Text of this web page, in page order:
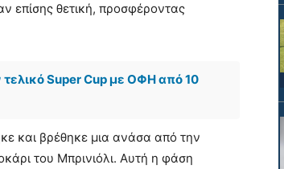
επίσης θετική, προσφέροντας
τελικό Super Cup με ΟΦΗ από 10
και βρέθηκε μια ανάσα από την
του Μπρινιόλι. Αυτή η φάση